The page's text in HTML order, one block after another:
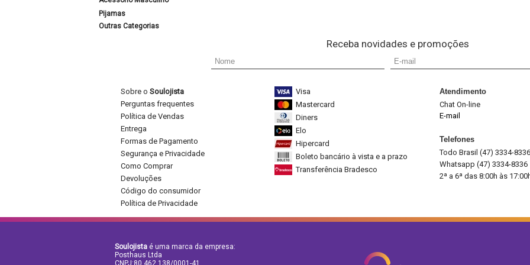
Pijamas
Outras Categorias
Receba novidades e promoções
Sobre o Soulojista
Perguntas frequentes
Política de Vendas
Entrega
Formas de Pagamento
Segurança e Privacidade
Como Comprar
Devoluções
Código do consumidor
Política de Privacidade
Visa
Mastercard
Diners
Elo
Hipercard
Boleto bancário à vista e a prazo
Transferência Bradesco
Atendimento
Chat On-line
E-mail
Telefones
Todo Brasil (47) 3334-8336
Whatsapp (47) 3334-8336
2ª a 6ª das 8:00h às
Soulojista é uma marca da empresa:
Posthaus Ltda
CNPJ:80.462.138/0001-41